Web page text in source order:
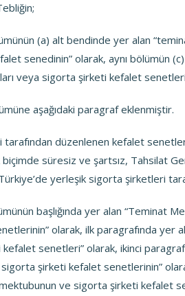
(a) alt bendinde yer alan
senedinin” olarak, aynı bölümün
veya sigorta şirketi kefalet
aşağıdaki paragraf eklenmiştir.
düzenlenen kefalet
biçimde süresiz ve şartsız, Tahsilat
yerleşik sigorta şirketleri
başlığında yer alan “Teminat
olarak, ilk paragrafında yer
senetleri” olarak, ikinci
sigorta şirketi kefalet senetlerinin”
ve sigorta şirketi kefalet